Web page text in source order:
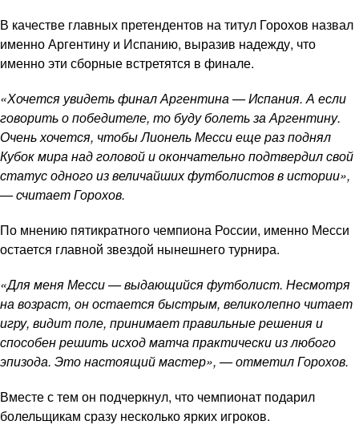
В качестве главных претендентов на титул Горохов назвал
именно Аргентину и Испанию, выразив надежду, что
именно эти сборные встретятся в финале.
«Хочется увидеть финал Аргентина — Испания. А если
говорить о победителе, то буду болеть за Аргентину.
Очень хочется, чтобы Лионель Месси еще раз поднял
Кубок мира над головой и окончательно подтвердил свой
статус одного из величайших футболистов в истории»,
— считает Горохов.
По мнению пятикратного чемпиона России, именно Месси
остается главной звездой нынешнего турнира.
«Для меня Месси — выдающийся футболист. Несмотря
на возраст, он остается быстрым, великолепно читает
игру, видит поле, принимает правильные решения и
способен решить исход матча практически из любого
эпизода. Это настоящий мастер», — отметил Горохов.
Вместе с тем он подчеркнул, что чемпионат подарил
болельщикам сразу несколько ярких игроков.